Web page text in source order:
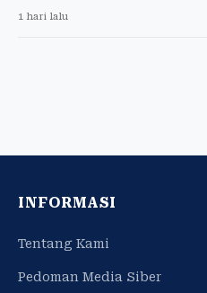
1 hari lalu
INFORMASI
Tentang Kami
Pedoman Media Siber